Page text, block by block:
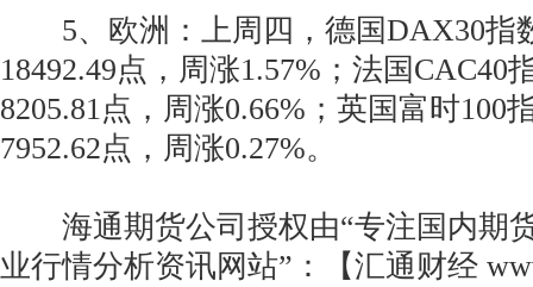
5、欧洲：上周四，德国DAX30指
18492.49点，周涨1.57%；法国CAC40
8205.81点，周涨0.66%；英国富时100
7952.62点，周涨0.27%。
海通期货公司授权由“专注国内期
业行情分析资讯网站”：【汇通财经